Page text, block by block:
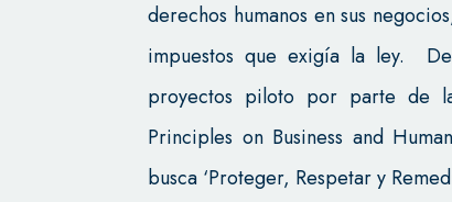
derechos humanos en sus
impuestos que exigía la ley.
proyectos piloto por parte de
Principles on Business and
busca ‘Proteger, Respetar y